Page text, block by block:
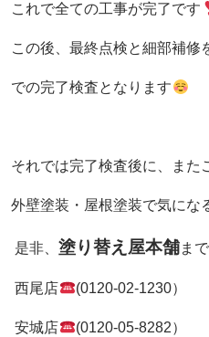
これで全ての工事が完了です
この後、最終点検と細部補修
での完了検査となります
それでは完了検査後に、また
外壁塗装・屋根塗装で気にな
是非、塗り替え屋本舗ま
西尾店 (0120-02-1230）
安城店 (0120-05-8282）